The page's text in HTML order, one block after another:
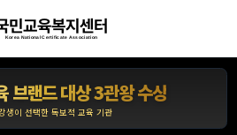
민교육복지센터
Korea National Certificate Association
수 1,110,211건 입니다.
이트 내 합격후기 글 수 기준
브랜드 대상 3관왕 수상
생이 선택한 독보적 교육 기관